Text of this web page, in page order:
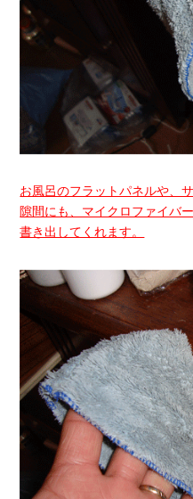
お風呂のフラットパネルや、
隙間にも、マイクロファイバ
書き出してくれます。